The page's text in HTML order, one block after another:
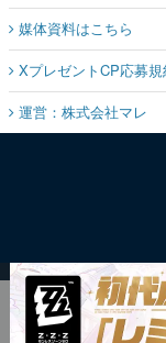
媒体資料はこちら
XプレゼントCP応募規
運営：株式会社マレ